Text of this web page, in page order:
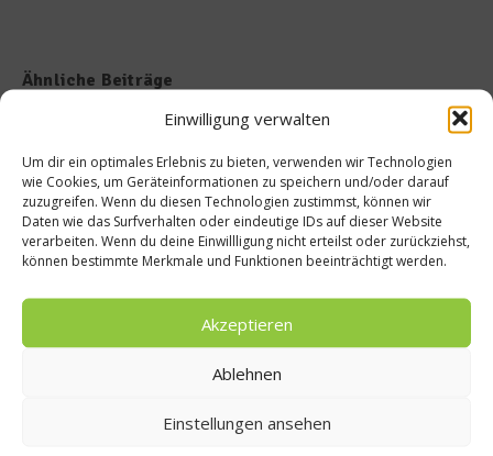
Einwilligung verwalten
Um dir ein optimales Erlebnis zu bieten, verwenden wir Technologien
wie Cookies, um Geräteinformationen zu speichern und/oder darauf
zuzugreifen. Wenn du diesen Technologien zustimmst, können wir
Daten wie das Surfverhalten oder eindeutige IDs auf dieser Website
verarbeiten. Wenn du deine Einwillligung nicht erteilst oder zurückziehst,
können bestimmte Merkmale und Funktionen beeinträchtigt werden.
Akzeptieren
Ablehnen
Einstellungen ansehen
Ähnliche Beiträge
Steinkrabbe – Nachhaltige
Kaiserschnecke: Zwischen
19. Oktober 2025